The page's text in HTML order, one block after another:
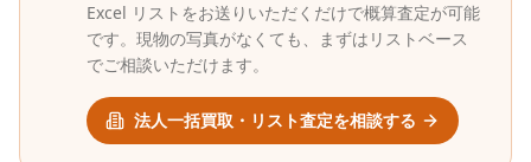
Excel リストをお送りいただくだけで概算査定が可能
です。現物の写真がなくても、まずはリストベース
でご相談いただけます。
法人一括買取・リスト査定を相談する